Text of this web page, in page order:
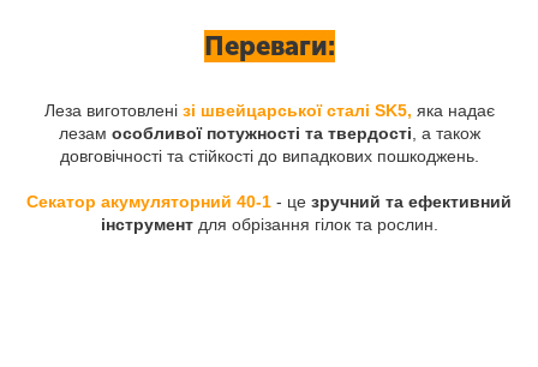
Переваги:
Леза виготовленізі швейцарської сталі SK5, яка надає
лезам особливої потужності та твердості , а також
довговічності та стійкості до випадкових пошкоджень.
Секатор акумуляторний 40-1 - це зручний та ефективний
інструментдля обрізання гілок та рослин.